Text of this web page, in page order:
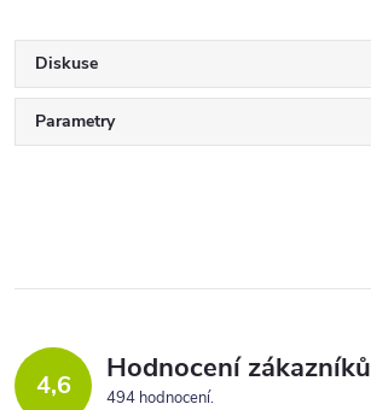
Diskuse
Parametry
4,6 Hodnocení zákazníků
494 hodnocení